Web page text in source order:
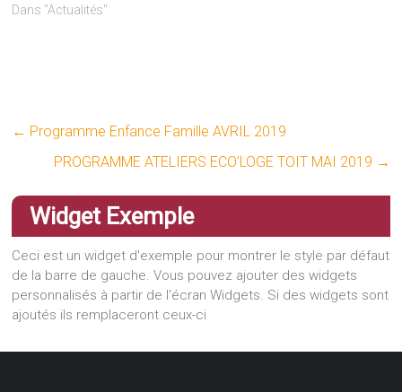
Dans "Actualités"
← Programme Enfance Famille AVRIL 2019
PROGRAMME ATELIERS ECO’LOGE TOIT MAI 2019 →
Widget Exemple
Ceci est un widget d'exemple pour montrer le style par défaut
de la barre de gauche. Vous pouvez ajouter des widgets
personnalisés à partir de l'écran Widgets. Si des widgets sont
ajoutés ils remplaceront ceux-ci